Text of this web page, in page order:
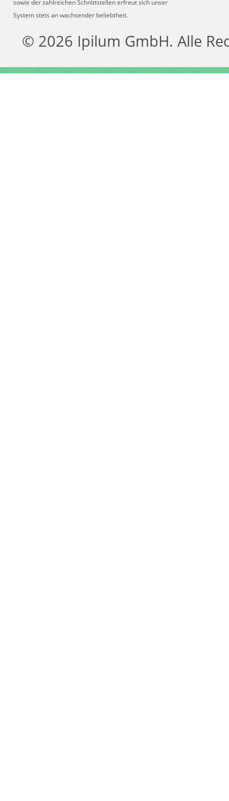
sowie der zahlreichen Schnittstellen erfreut sich unser
System stets an wachsender beliebtheit.
© 2026 Ipilum GmbH. Alle